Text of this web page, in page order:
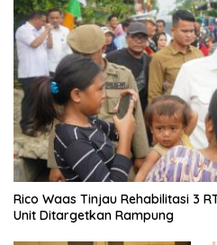
Rico Waas Tinjau Rehabilitasi 3
Unit Ditargetkan Rampung